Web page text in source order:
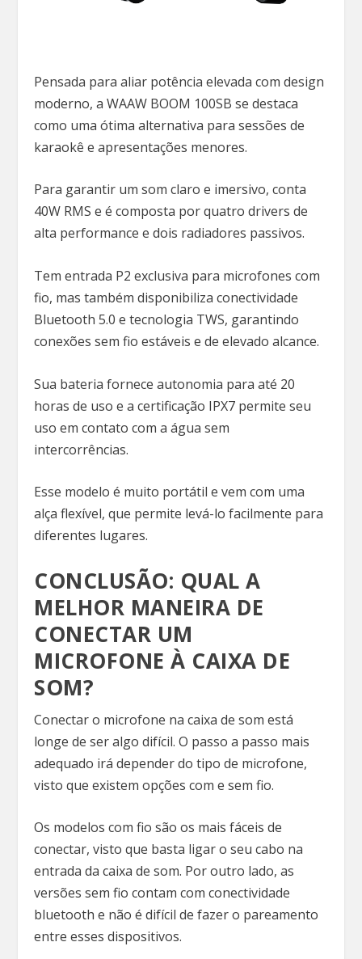
Pensada para aliar potência elevada com design
moderno, a WAAW BOOM 100SB se destaca
como uma ótima alternativa para sessões de
karaokê e apresentações menores.
Para garantir um som claro e imersivo, conta
40W RMS e é composta por quatro drivers de
alta performance e dois radiadores passivos.
Tem entrada P2 exclusiva para microfones com
fio, mas também disponibiliza conectividade
Bluetooth 5.0 e tecnologia TWS, garantindo
conexões sem fio estáveis e de elevado alcance.
Sua bateria fornece autonomia para até 20
horas de uso e a certificação IPX7 permite seu
uso em contato com a água sem
intercorrências.
Esse modelo é muito portátil e vem com uma
alça flexível, que permite levá-lo facilmente para
diferentes lugares.
CONCLUSÃO: QUAL A
MELHOR MANEIRA DE
CONECTAR UM
MICROFONE À CAIXA DE
SOM?
Conectar o microfone na caixa de som está
longe de ser algo difícil. O passo a passo mais
adequado irá depender do tipo de microfone,
visto que existem opções com e sem fio.
Os modelos com fio são os mais fáceis de
conectar, visto que basta ligar o seu cabo na
entrada da caixa de som. Por outro lado, as
versões sem fio contam com conectividade
bluetooth e não é difícil de fazer o pareamento
entre esses dispositivos.